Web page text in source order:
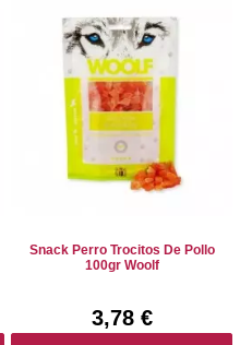
Snack Perro Trocitos De Pollo
100gr Woolf
3,78 €